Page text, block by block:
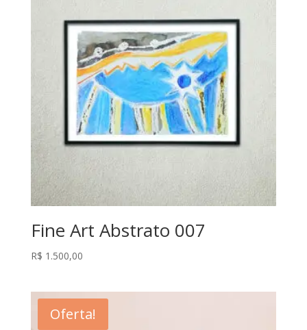
Fine Art Abstrato 007
R$ 1.500,00
Oferta!